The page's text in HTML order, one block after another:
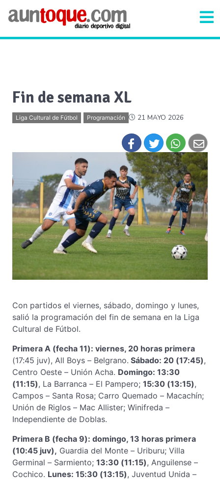
Fin de semana XL
Liga Cultural de Fútbol Programación 21 MAYO 2026
Con partidos el viernes, sábado, domingo y lunes,
salió la programación del fin de semana en la Liga
Cultural de Fútbol.
Primera A (fecha 11): viernes, 20 horas primera
(17:45 juv), All Boys – Belgrano. Sábado: 20 (17:45),
Centro Oeste – Unión Acha. Domingo: 13:30
(11:15), La Barranca – El Pampero; 15:30 (13:15),
Campos – Santa Rosa; Carro Quemado – Macachín;
Unión de Riglos – Mac Allister; Winifreda –
Independiente de Doblas.
Primera B (fecha 9): domingo, 13 horas primera
(10:45 juv), Guardia del Monte – Uriburu; Villa
Germinal – Sarmiento; 13:30 (11:15), Anguilense –
Cochico. Lunes: 15:30 (13:15), Juventud Unida –